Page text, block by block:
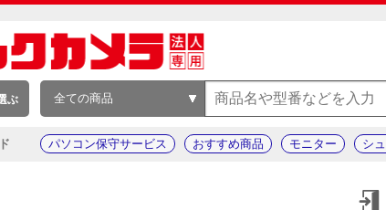
ぶ 全ての商品
パソコン保守サービス おすすめ商品 モニター シ